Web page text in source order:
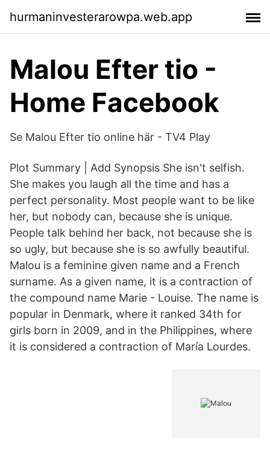
hurmaninvesterarowpa.web.app
Malou Efter tio -
Home Facebook
Se Malou Efter tio online här - TV4 Play
Plot Summary | Add Synopsis She isn't selfish.
She makes you laugh all the time and has a
perfect personality. Most people want to be like
her, but nobody can, because she is unique.
People talk behind her back, not because she is
so ugly, but because she is so awfully beautiful.
Malou is a feminine given name and a French
surname. As a given name, it is a contraction of
the compound name Marie - Louise. The name is
popular in Denmark, where it ranked 34th for
girls born in 2009, and in the Philippines, where
it is considered a contraction of María Lourdes.